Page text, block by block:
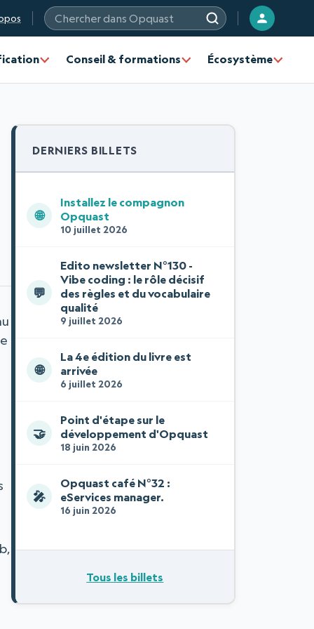
Chercher sur les sites Opquast
Conseil & formations Écosystème
DERNIERS BILLETS
🌐
Installez le compagnon
Opquast
10 juillet 2026
💬
Edito newsletter N°130 -
Vibe coding : le rôle décisif
des règles et du vocabulaire
qualité
9 juillet 2026
🌐
La 4e édition du livre est
arrivée
6 juillet 2026
🤝
Point d'étape sur le
développement d'Opquast
18 juin 2026
🎤
Opquast café N°32 :
eServices manager.
16 juin 2026
Tous les billets